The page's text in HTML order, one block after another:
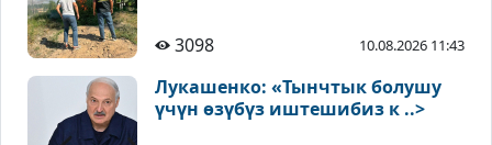
3098 10.08.2026 11:43
Лукашенко: «Тынчтык болушу
үчүн өзүбүз иштешибиз к ..>